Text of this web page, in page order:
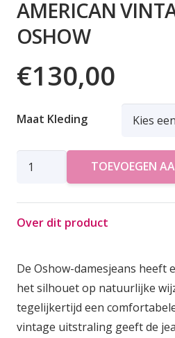
AMERICAN
OSHOW
€130,00
Maat Kleding
AMERICAN
OSHOW
TOEVOEGEN
Over dit product
De Oshow-damesjeans heeft
het silhouet op natuurlijke
tegelijkertijd een
vintage uitstraling geeft de